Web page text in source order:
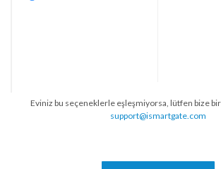
Eviniz bu seçeneklerle eşleşmiyorsa, lütfen bize
support@ismartgate.com